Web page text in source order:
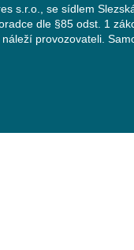
s.r.o., se sídlem
dle §85 odst. 1
provozovateli.